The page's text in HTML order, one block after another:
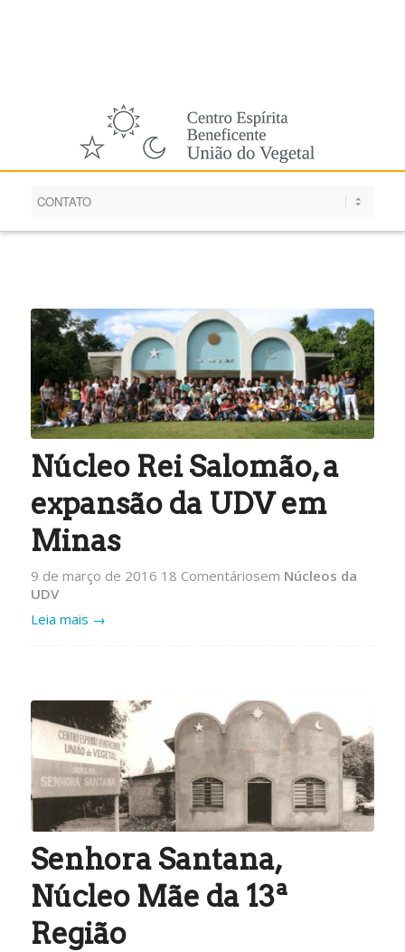
Núcleo Rei Salomão, a
expansão da UDV em
Minas
9 de março de 2016 18 Comentáriosem Núcleos da
UDV
Leia mais →
Senhora Santana,
Núcleo Mãe da 13ª
Região